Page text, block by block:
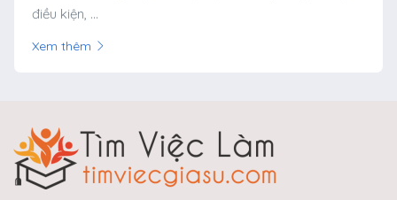
điều kiện, ...
Xem thêm